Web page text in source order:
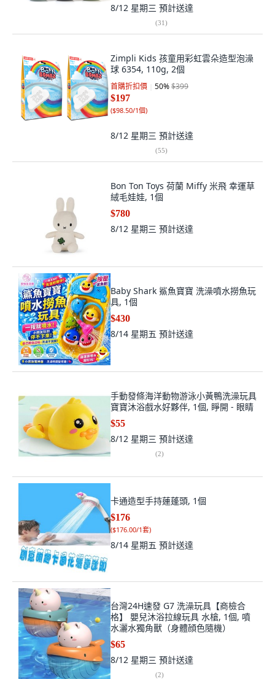
8/12 星期三 預計送達
(31)
Zimpli Kids 孩童用彩虹雲朵造型泡澡
球 6354, 110g, 2個
首購折扣價 50%$399
$197
($98.50/1個)
8/12 星期三 預計送達
(55)
Bon Ton Toys 荷蘭 Miffy 米飛 幸運草
絨毛娃娃, 1個
$780
8/12 星期三 預計送達
Baby Shark 鯊魚寶寶 洗澡噴水撈魚玩
具, 1個
$430
8/14 星期五 預計送達
手動發條海洋動物游泳小黃鴨洗澡玩具
寶寶沐浴戲水好夥伴, 1個, 睜開 - 眼睛
$55
8/12 星期三 預計送達
(2)
卡通造型手持蓮蓬頭, 1個
$176
($176.00/1套)
8/14 星期五 預計送達
台灣24H速發 G7 洗澡玩具【商檢合
格】 嬰兒沐浴拉線玩具 水槍, 1個, 噴
水灑水獨角獸（身體顔色隨機）
$65
8/12 星期三 預計送達
(2)